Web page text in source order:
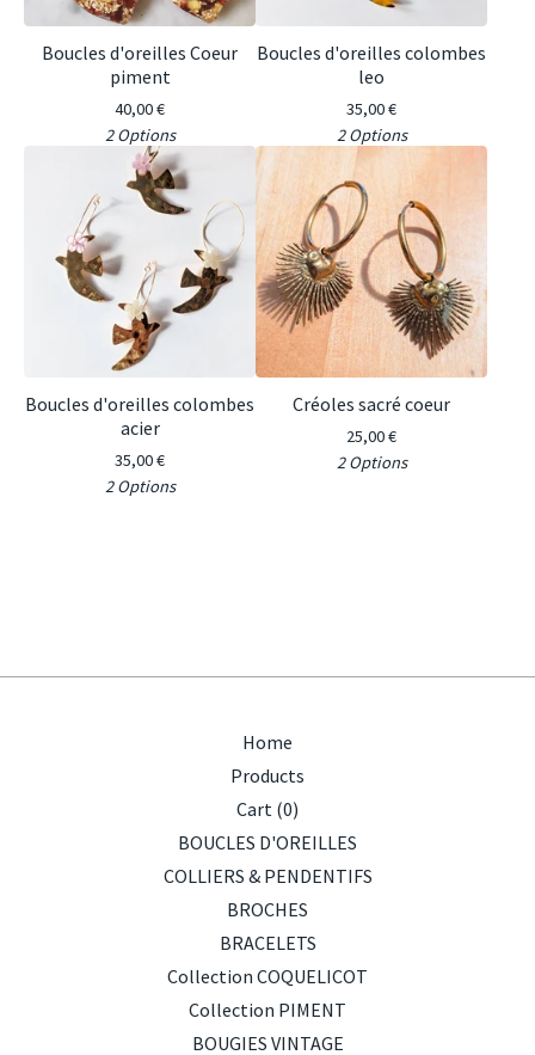
Boucles d'oreilles Coeur
piment
40,00€
2 Options
Boucles d'oreilles colombes
leo
35,00€
2 Options
Boucles d'oreilles colombes
acier
35,00€
2 Options
Créoles sacré coeur
25,00€
2 Options
Home
Products
Cart (0)
BOUCLES D'OREILLES
COLLIERS & PENDENTIFS
BROCHES
BRACELETS
Collection COQUELICOT
Collection PIMENT
BOUGIES VINTAGE